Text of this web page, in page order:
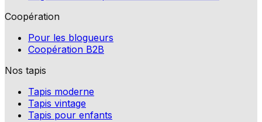
Coopération
Pour les blogueurs
Coopération B2B
Nos tapis
Tapis moderne
Tapis vintage
Tapis pour enfants